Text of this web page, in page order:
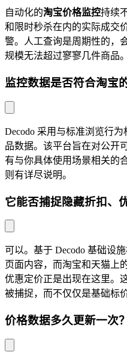
自动化的淘宝价格监控持续
和限时秒杀在内的实际成交
警。人工查询是周期性的，
规模无法超过寥寥几件商品。
监控数据是否符合淘宝
Decodo 采用与标准浏览行
品数据。该平台旨在对公开
有与你具体使用场景相关的
则有详尽说明。
它能否捕捉隐藏折扣、
可以。基于 Decodo 基础设
页面内容，而淘宝和天猫上
优惠定价正是出现在这里。
被捕捉，而不仅仅是基础标价
价格数据多久更新一次